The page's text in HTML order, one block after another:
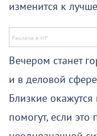
изменится к
Вечером станет
и в деловой
Близкие
помогут, если это